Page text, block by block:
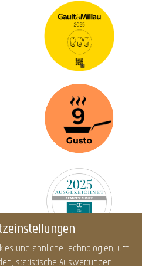
und ähnliche Technologien, um
statistische Auswertungen